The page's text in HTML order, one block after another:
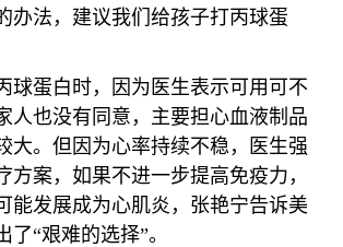
办法，建议我们给孩子打丙球蛋
球蛋白时，因为医生表示可用可不
人也没有同意，主要担心血液制品
大。但因为心率持续不稳，医生强
方案，如果不进一步提高免疫力，
能发展成为心肌炎，张艳宁告诉美
了“艰难的选择”。